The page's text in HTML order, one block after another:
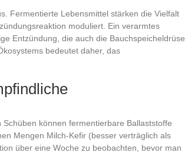
Fermentierte Lebensmittel stärken die Vielfalt
moduliert. Ein verarmtes
Entzündung, die auch die Bauchspeicheldrüse
bedeutet daher, das
können fermentierbare Ballaststoffe
Mengen Milch-Kefir (besser verträglich als
über eine Woche zu beobachten, bevor man